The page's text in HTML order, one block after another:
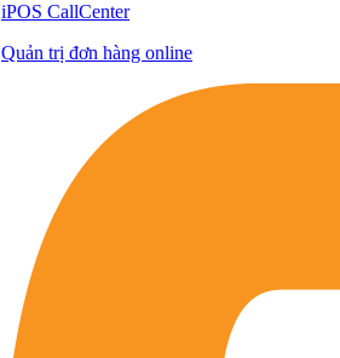
iPOS CallCenter
Quản trị đơn hàng online